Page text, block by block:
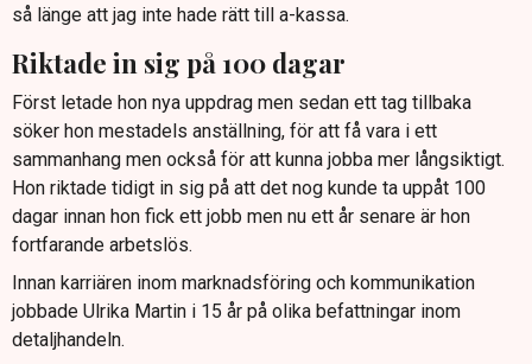
så länge att jag inte hade rätt till a-kassa.
Riktade in sig på 100 dagar
Först letade hon nya uppdrag men sedan ett tag tillbaka
söker hon mestadels anställning, för att få vara i ett
sammanhang men också för att kunna jobba mer långsiktigt.
Hon riktade tidigt in sig på att det nog kunde ta uppåt 100
dagar innan hon fick ett jobb men nu ett år senare är hon
fortfarande arbetslös.
Innan karriären inom marknadsföring och kommunikation
jobbade Ulrika Martin i 15 år på olika befattningar inom
detaljhandeln.